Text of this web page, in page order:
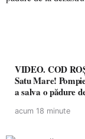
VIDEO. COD ROȘU. Zeci de hectare mistuite de
Satu Mare!
a salva o pădure
acum 18 minute